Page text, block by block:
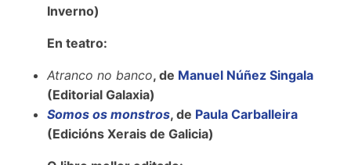
Inverno)
En teatro:
Atranco no banco, de Manuel Núñez Singala
(Editorial Galaxia)
Somos os monstros, de Paula Carballeira
(Edicións Xerais de Galicia)